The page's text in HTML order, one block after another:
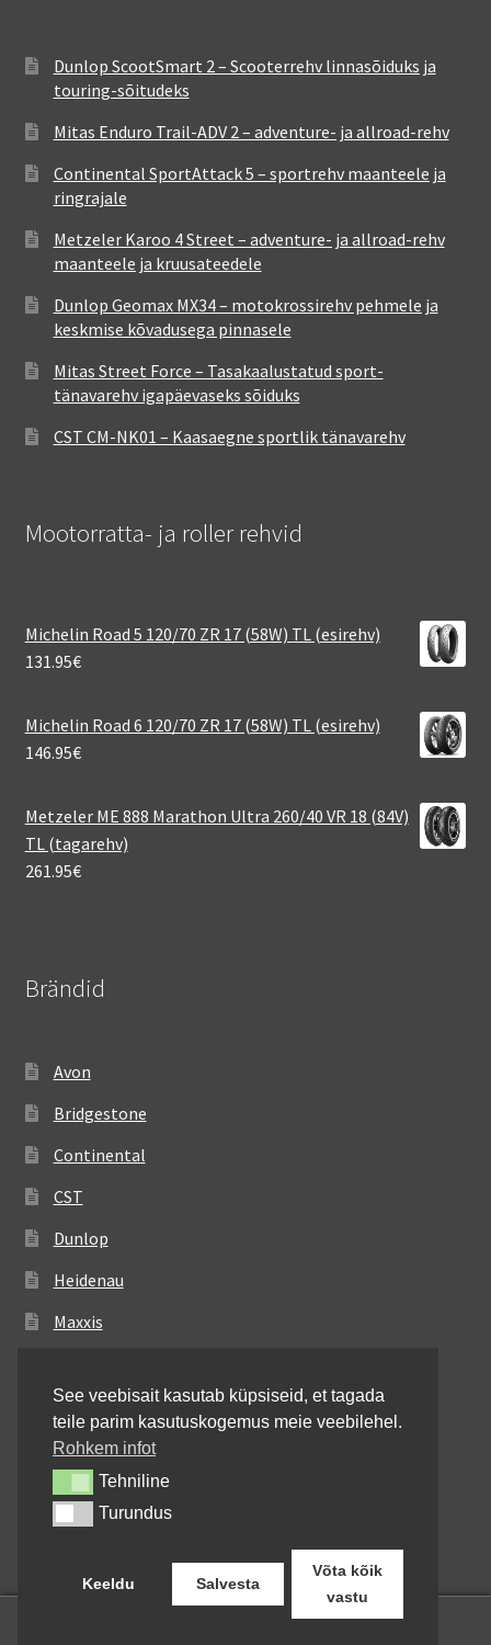
Dunlop ScootSmart 2 – Scooterrehv linnasõiduks ja
touring-sõitudeks
Mitas Enduro Trail-ADV 2 – adventure- ja allroad-rehv
Continental SportAttack 5 – sportrehv maanteele ja
ringrajale
Metzeler Karoo 4 Street – adventure- ja allroad-rehv
maanteele ja kruusateedele
Dunlop Geomax MX34 – motokrossirehv pehmele ja
keskmise kõvadusega pinnasele
Mitas Street Force – Tasakaalustatud sport-
tänavarehv igapäevaseks sõiduks
CST CM-NK01 – Kaasaegne sportlik tänavarehv
Mootorratta- ja roller rehvid
Michelin Road 5 120/70 ZR 17 (58W) TL (esirehv)
131.95€
Michelin Road 6 120/70 ZR 17 (58W) TL (esirehv)
146.95€
Metzeler ME 888 Marathon Ultra 260/40 VR 18 (84V)
TL (tagarehv)
261.95€
Brändid
Avon
Bridgestone
Continental
CST
Dunlop
Heidenau
Maxxis
Michelin
Mitas
Pirelli
Shinko
See veebisait kasutab küpsiseid, et tagada
teile parim kasutuskogemus meie veebilehel.
Rohkem infot
TehnilineTehniline
TurundusTurundus
Keeldu Salvesta
Võta kõik
vastu